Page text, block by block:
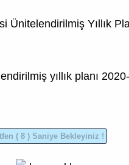
Ünitelendirilmiş Yıllık
yıllık planı